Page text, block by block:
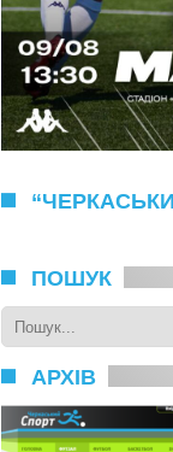
ПОШУК
АРХІВ